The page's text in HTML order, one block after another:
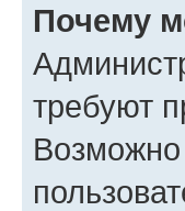
Почему
требуют
Возможно